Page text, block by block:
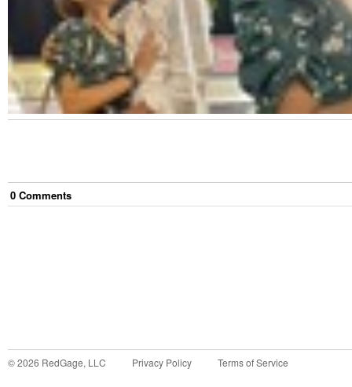
0 Comments
©2026 RedGage, LLC Privacy Policy Terms of Service